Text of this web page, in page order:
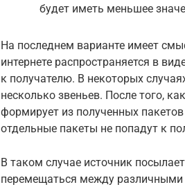
будет иметь меньшее
На последнем варианте имеет
интернете распространяется в
к получателю. В некоторых
несколько звеньев. После того,
формирует из полученных
отдельные пакеты не попадут к
В таком случае источник
перемещаться между различными